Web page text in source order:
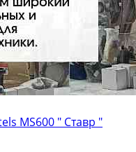
MS600 " Ставр "